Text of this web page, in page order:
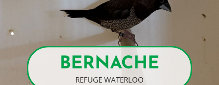
BERNACHE
REFUGE WATERLOO